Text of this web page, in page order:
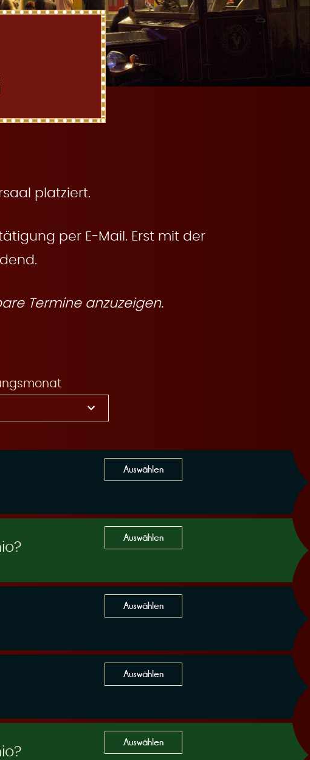
platziert.
per E-Mail. Erst mit der
Termine anzuzeigen.
Auswählen
Auswählen
Auswählen
Auswählen
Auswählen